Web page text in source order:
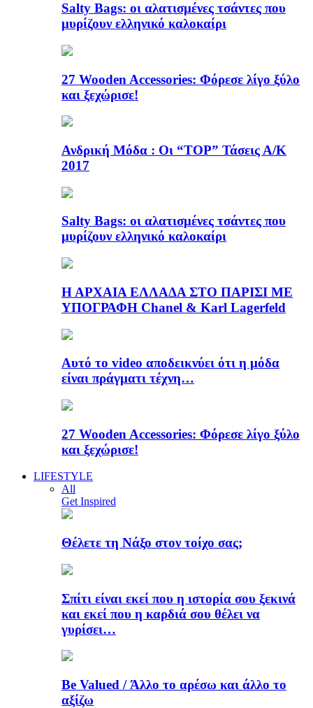
Salty Bags: οι αλατισμένες τσάντες που
μυρίζουν ελληνικό καλοκαίρι
27 Wooden Accessories: Φόρεσε λίγο ξύλο
και ξεχώρισε!
Ανδρική Μόδα : Οι “TOP” Τάσεις Α/Κ
2017
Salty Bags: οι αλατισμένες τσάντες που
μυρίζουν ελληνικό καλοκαίρι
Η ΑΡΧΑΙΑ ΕΛΛΑΔΑ ΣΤΟ ΠΑΡΙΣΙ ΜΕ
ΥΠΟΓΡΑΦΗ Chanel & Karl Lagerfeld
Αυτό το video αποδεικνύει ότι η μόδα
είναι πράγματι τέχνη…
27 Wooden Accessories: Φόρεσε λίγο ξύλο
και ξεχώρισε!
LIFESTYLE
All
Get Inspired
Θέλετε τη Νάξο στον τοίχο σας;
Σπίτι είναι εκεί που η ιστορία σου ξεκινά
και εκεί που η καρδιά σου θέλει να
γυρίσει…
Be Valued / Άλλο το αρέσω και άλλο το
αξίζω